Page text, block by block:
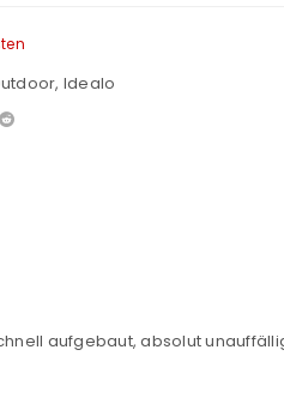
, Idealo
aufgebaut, absolut